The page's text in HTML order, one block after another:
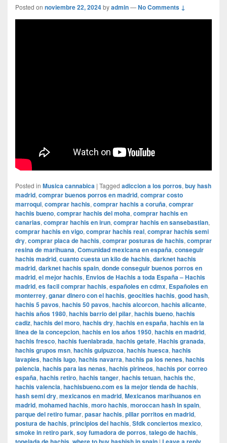
Posted on noviembre 22, 2024byadmin—No Comments ↓
Posted in Musica cannabica | Tagged adiccion a los porros, buy hash
madrid, comprar buenos porros en madrid, comprar costo
marroqui, comprar hachis, comprar hachis a coruña, comprar
hachis bueno, comprar hachis del moha, comprar hachis en
canarias, comprar hachis en irun, comprar hachis en sansebastian,
comprar hachis en vigo, comprar hachis real, comprar hachis semi
dry, comprar placa de hachis, comprar posturas de hachis, comprar
resina de marihuana, Comunidad mexicana en españa, conseguir
hachis madrid, cuanto cuesta un kilo de hachis, darknet hachis
madrid, darknet hachis spain, donde conseguir buenos porros en
madrid, el mejor hachis, Envios de Hachis a toda España – Hachis
madrid, es facil comprar hachis, españoles en cdmx, Españoles en
monterrey, ganar dinero con el hachis, geocities hachis, good hash,
hachis 5 pavos, hachis 50 pavos, hachis alcorcon, hachis alicante,
hachis años 1980, hachis barrio del pilar, hachis bueno, hachis
cadiz, hachis del moro, hachis dry, hachis en españa, hachis en la
linea de la concepcion, hachis en los años 1950, hachis en madrid,
hachis fresco, hachis fuenlabrada, hachis getafe, Hachis granada,
hachis grupos msn, hachis guipuzcoa, hachis huesca, hachis
lavapies, hachis lugo, hachis navarra, hachis pa los nenes, hachis
palencia, hachis para las nenas, hachis pirineos, hachis por correo
españa, hachis retiro, hachis tanger, hachis tetuan, hachis thc,
hachis valencia, hachisbueno.com es la mejor tienda de hachis,
hash semi dry, mexicanos en madrid, Mexicanos marihuanos en
madrid, mohamed hachis, moro hachis, moroccan hash in spain,
parque del retiro fumar, pasar hachis, pillar porritos en madrid,
postura de hachis, principios del hachis, Sfdk conciertos mexico,
smoke in retiro park, soy fumadora de porros, talego de hachis,
|